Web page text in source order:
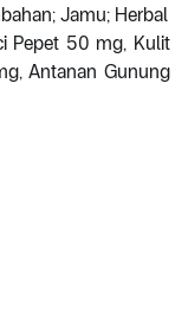
Jamu; Herbal
Pepet 50 mg, Kulit
Antanan Gunung